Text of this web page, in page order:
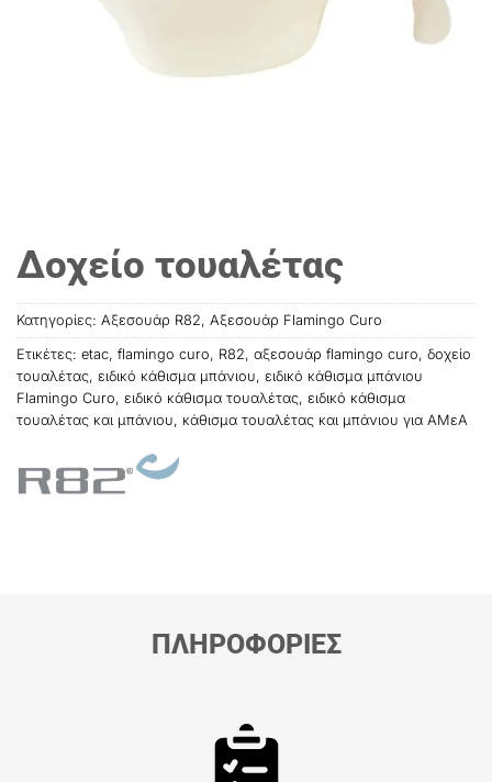
Δοχείο τουαλέτας
Κατηγορίες: Αξεσουάρ R82, Αξεσουάρ Flamingo Curo
Ετικέτες: etac, flamingo curo, R82, αξεσουάρ flamingo curo, δοχείο
τουαλέτας, ειδικό κάθισμα μπάνιου, ειδικό κάθισμα μπάνιου
Flamingo Curo, ειδικό κάθισμα τουαλέτας, ειδικό κάθισμα
τουαλέτας και μπάνιου, κάθισμα τουαλέτας και μπάνιου για ΑΜεΑ
ΠΛΗΡΟΦΟΡΙΕΣ